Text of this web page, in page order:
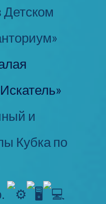
Детском
и
Кубка по